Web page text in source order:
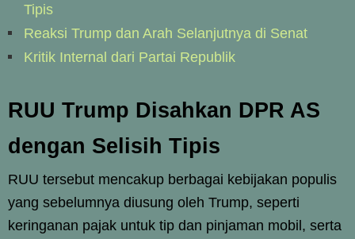
Tipis
Reaksi Trump dan Arah Selanjutnya di Senat
Kritik Internal dari Partai Republik
RUU Trump Disahkan DPR AS
dengan Selisih Tipis
RUU tersebut mencakup berbagai kebijakan populis
yang sebelumnya diusung oleh Trump, seperti
keringanan pajak untuk tip dan pinjaman mobil, serta